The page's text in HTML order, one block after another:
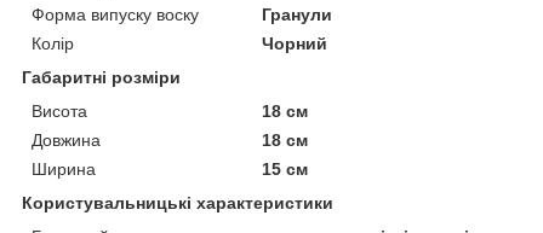
Форма випуску воску
Гранули
Колір
Чорний
Габаритні розміри
Висота
18 см
Довжина
18 см
Ширина
15 см
Користувальницькі характеристики